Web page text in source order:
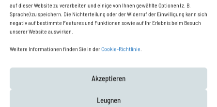
auf dieser Website zu verarbeiten und einige von Ihnen gewählte Optionen (z. B.
Sprache) zu speichern. Die Nichterteilung oder der Widerruf der Einwilligung kann sich
negativ auf bestimmte Features und Funktionen sowie auf Ihr Erlebnis beim Besuch
unserer Website auswirken.
Weitere Informationen finden Sie in derCookie-Richtlinie
Akzeptieren
Leugnen
Landestypisches Haus im Zentrum von La Canyada